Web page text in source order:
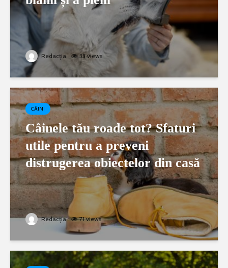
Redacția 33 views
CÂINI
Câinele tău roade tot? Sfaturi
utile pentru a preveni
distrugerea obiectelor din casă
Redacția 71 views